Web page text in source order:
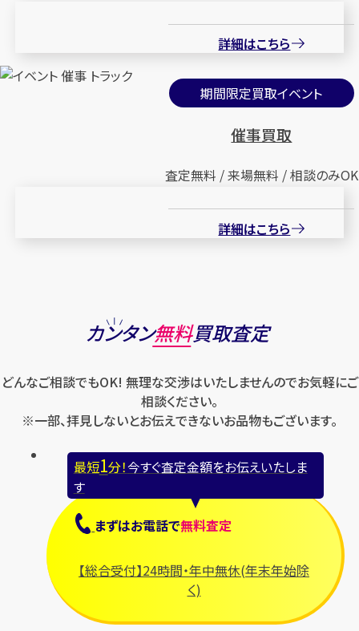
詳細はこちら
期間限定買取イベント
催事買取
査定無料 / 来場無料 / 相談のみOK
詳細はこちら
カンタン無料買取査定
どんなご相談でもOK! 無理な交渉はいたしませんのでお気軽にご
相談ください。
※一部、拝見しないとお伝えできないお品物もございます。
最短1分！今すぐ査定金額をお伝えいたしま
す
まずはお電話で無料査定
【総合受付】24時間・年中無休(年末年始除
く)